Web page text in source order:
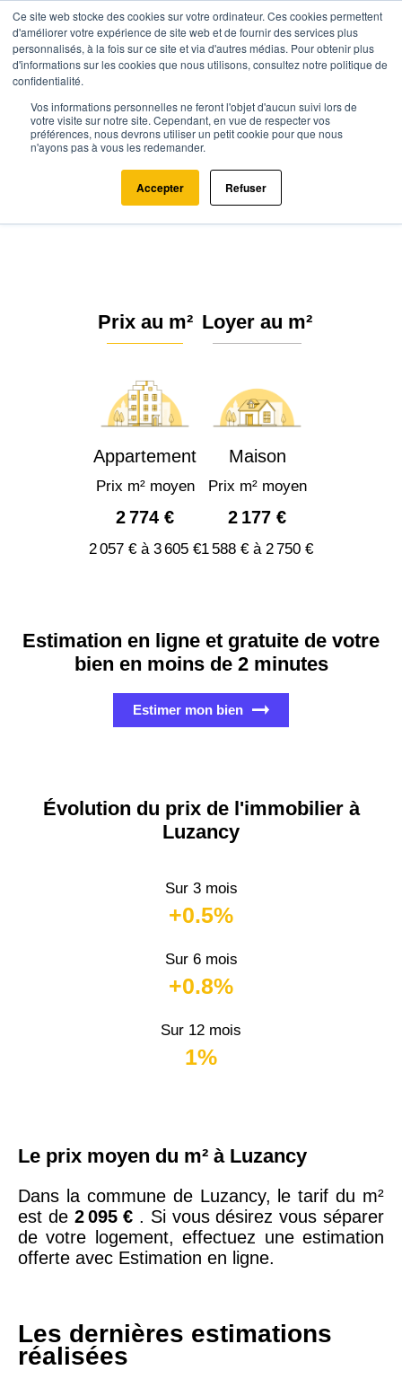
Ce site web stocke des cookies sur votre ordinateur. Ces cookies permettent
d'améliorer votre expérience de site web et de fournir des services plus
personnalisés, à la fois sur ce site et via d'autres médias. Pour obtenir plus
d'informations sur les cookies que nous utilisons, consultez notre politique de
confidentialité.
Vos informations personnelles ne feront l'objet d'aucun suivi lors de
votre visite sur notre site. Cependant, en vue de respecter vos
préférences, nous devrons utiliser un petit cookie pour que nous
n'ayons pas à vous les redemander.
Accepter Refuser
Agence.immo Prix immobilier Île-de-France Seine-et-Marne
Luzancy (77138)
Estimation immobilière à Luzancy
: Prix m² 2026
Prix au m²
Appartement
Prix m² moyen
2 774 €
2 057 € à 3 605 €
Loyer au m²
Maison
Prix m² moyen
2 177 €
1 588 € à 2 750 €
Estimation en ligne et gratuite de votre
bien en moins de 2 minutes
Estimer mon bien
Évolution du prix de l'immobilier à
Luzancy
Sur 3 mois
+0.5%
Sur 6 mois
+0.8%
Sur 12 mois
1%
Le prix moyen du m² à Luzancy
Dans la commune de Luzancy, le tarif du m²
est de 2 095 € . Si vous désirez vous séparer
de votre logement, effectuez une estimation
offerte avec Estimation en ligne.
Les dernières estimations
réalisées